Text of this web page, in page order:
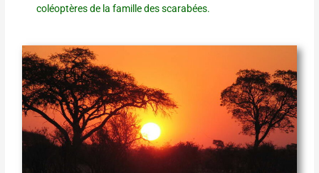
coléoptères de la famille des scarabées.